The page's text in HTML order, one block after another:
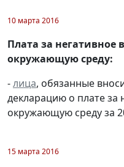
10 марта 2016
Плата за негативное
окружающую среду:
-лица, обязанные
декларацию о плате за
окружающую среду за
15 марта 2016